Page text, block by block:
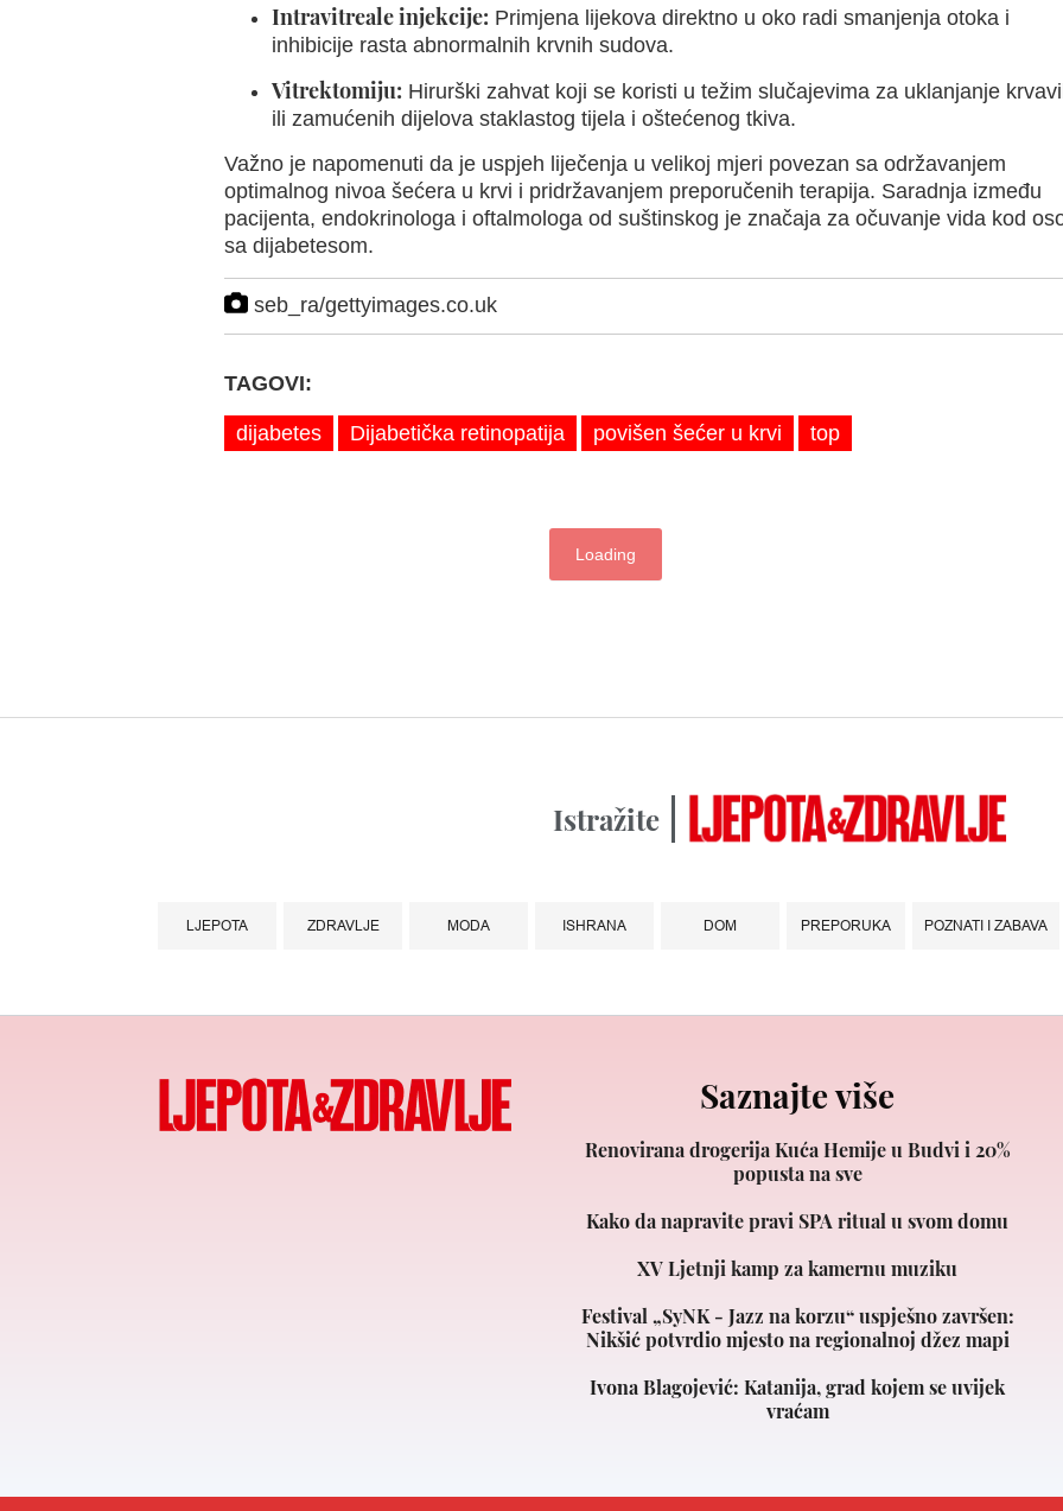
Intravitreale injekcije: Primjena lijekova direktno u oko radi smanjenja otoka i
inhibicije rasta abnormalnih krvnih sudova.
Vitrektomiju: Hirurški zahvat koji se koristi u težim slučajevima za uklanjanje
ili zamućenih dijelova staklastog tijela i oštećenog tkiva.
Važno je napomenuti da je uspjeh liječenja u velikoj mjeri povezan sa održavanjem
optimalnog nivoa šećera u krvi i pridržavanjem preporučenih terapija. Saradnja između
pacijenta, endokrinologa i oftalmologa od suštinskog je značaja za očuvanje vida kod
sa dijabetesom.
seb_ra/gettyimages.co.uk
TAGOVI:
dijabetes Dijabetička retinopatija povišen šećer u krvi top
Loading
Istražite
LJEPOTA ZDRAVLJE MODA ISHRANA DOM PREPORUKA POZNATI I ZABAVA
Saznajte više
Renovirana drogerija Kuća Hemije u Budvi i 20%
popusta na sve
Kako da napravite pravi SPA ritual u svom domu
XV Ljetnji kamp za kamernu muziku
Festival „SyNK - Jazz na korzu“ uspješno završen:
Nikšić potvrdio mjesto na regionalnoj džez mapi
Ivona Blagojević: Katanija, grad kojem se uvijek
vraćam